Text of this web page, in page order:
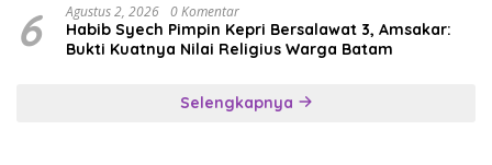
6 Agustus 2, 2026 0 Komentar
Habib Syech Pimpin Kepri Bersalawat 3, Amsakar:
Bukti Kuatnya Nilai Religius Warga Batam
Selengkapnya